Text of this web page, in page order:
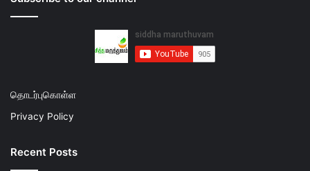
தொடர்புகொள்ள
Privacy Policy
Recent Posts